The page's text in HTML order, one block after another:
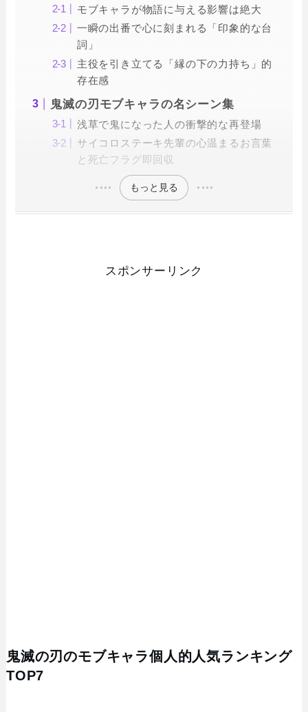
モブキャラが物語に与える影響は絶大
一瞬の出番で心に刻まれる「印象的な台
詞」
主役を引き立てる「縁の下の力持ち」的
存在感
鬼滅の刃モブキャラの名シーン集
浅草で鬼になった人の衝撃的な再登場
サイコロステーキ先輩の心温まるお言葉
と死亡フラグ即回収
もっと見る
スポンサーリンク
鬼滅の刃のモブキャラ個人的人気ランキング
TOP7